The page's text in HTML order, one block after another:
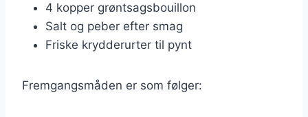
4 kopper grøntsagsbouillon
Salt og peber efter smag
Friske krydderurter til pynt
Fremgangsmåden er som følger: